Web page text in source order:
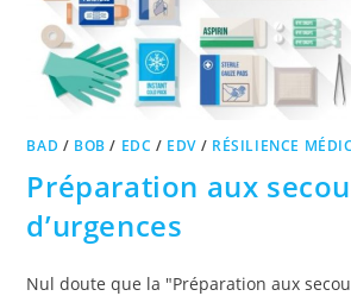
BAD / BOB / EDC / EDV / RÉSILIENCE
Préparation aux
d’urgences
Nul doute que la "Préparation aux